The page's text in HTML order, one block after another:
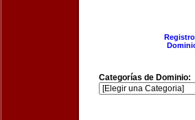
Categorías de Dominio: